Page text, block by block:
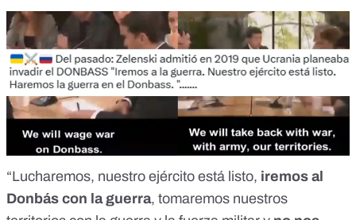
“Lucharemos, nuestro ejército está listo, iremos al
Donbás con la guerra, tomaremos nuestros